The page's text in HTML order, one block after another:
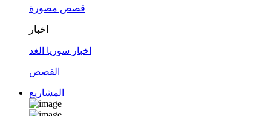
قصص مصورة
اخبار
اخبار سوريا الغد
القصص
المشاريع